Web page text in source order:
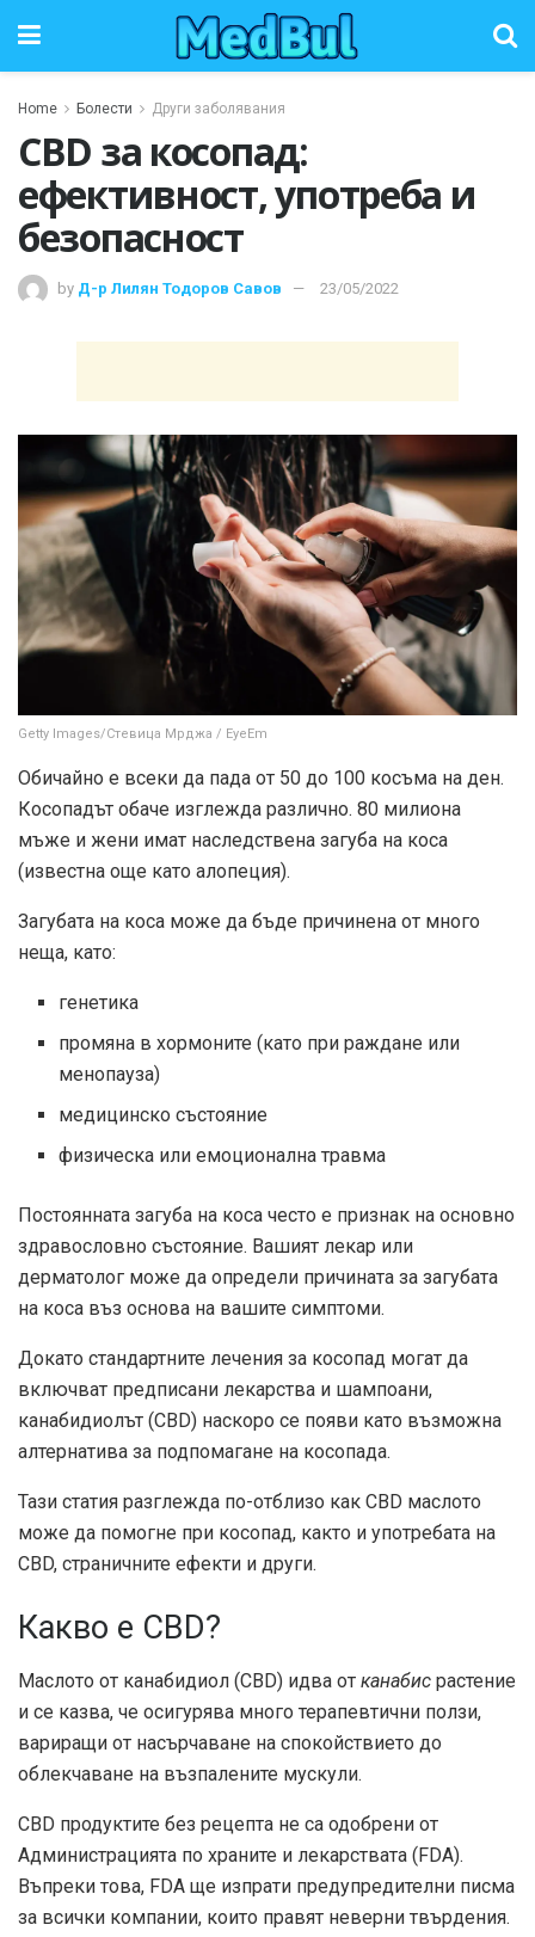
Home Болести Други заболявания
CBD за косопад:
ефективност, употреба и
безопасност
by Д-р Лилян Тодоров Савов 23/05/2022
Getty Images/Стевица Мрджа / EyeEm
Обичайно е всеки да пада от 50 до 100 косъма на ден.
Косопадът обаче изглежда различно. 80 милиона
мъже и жени имат наследствена загуба на коса
(известна още като алопеция).
Загубата на коса може да бъде причинена от много
неща, като:
генетика
промяна в хормоните (като при раждане или
менопауза)
медицинско състояние
физическа или емоционална травма
Постоянната загуба на коса често е признак на основно
здравословно състояние. Вашият лекар или
дерматолог може да определи причината за загубата
на коса въз основа на вашите симптоми.
Докато стандартните лечения за косопад могат да
включват предписани лекарства и шампоани,
канабидиолът (CBD) наскоро се появи като възможна
алтернатива за подпомагане на косопада.
Тази статия разглежда по-отблизо как CBD маслото
може да помогне при косопад, както и употребата на
CBD, страничните ефекти и други.
Какво е CBD?
Маслото от канабидиол (CBD) идва от канабис растение
и се казва, че осигурява много терапевтични ползи,
вариращи от насърчаване на спокойствието до
облекчаване на възпалените мускули.
CBD продуктите без рецепта не са одобрени от
Администрацията по храните и лекарствата (FDA).
Въпреки това, FDA ще изпрати предупредителни писма
за всички компании, които правят неверни твърдения.